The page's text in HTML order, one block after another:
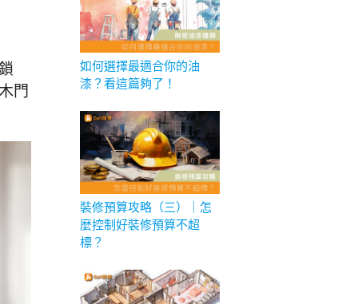
門
如何選擇最適合你的油
漆？看這篇夠了！
裝修預算攻略（三）｜怎
麼控制好裝修預算不超
標？